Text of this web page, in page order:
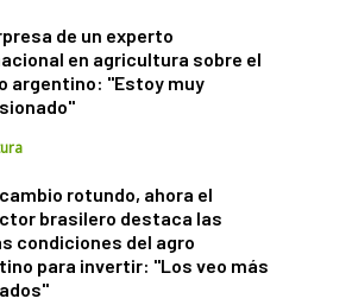
de un experto
en agricultura sobre el
argentino: "Estoy muy
rotundo, ahora el
brasilero destaca las
condiciones del agro
para invertir: "Los veo más